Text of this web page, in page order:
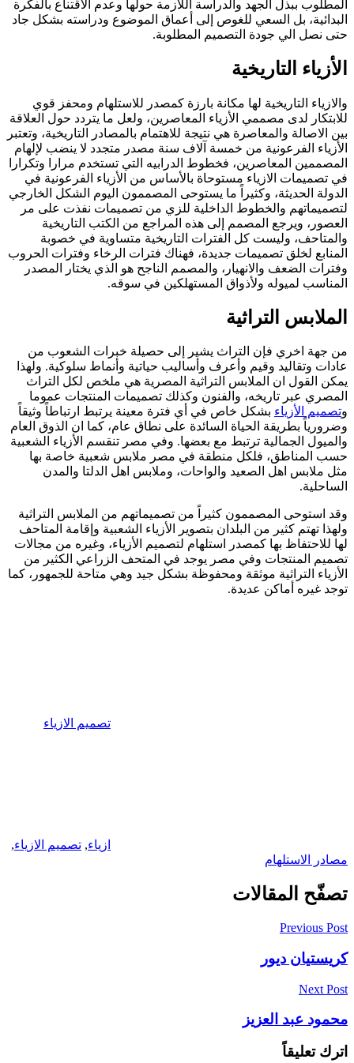
المطلوب ببذل الجهد والدراسة اللازمة حولها وعدم الاقتناع بالفكرة
البدائية، بل السعي للغوص إلى أعماق الموضوع ودراسته بشكل جاد
حتى نصل الي جودة التصميم المطلوبة.
الأزياء التاريخية
والازياء التاريخية لها مكانة بارزة كمصدر للاستلهام ومحفز قوي
للابتكار لدى مصممي الأزياء المعاصرين، ولعل ما يتردد حول العلاقة
بين الاصالة والمعاصرة هي نتيجة للاهتمام بالمصادر التاريخية، وتعتبر
الأزياء الفرعونية من خمسة آلاف سنة مصدر متجدد لا ينضب لإلهام
المصممين المعاصرين، فخطوط الدرابيه التي تستخدم مرارا وتكرارا
في تصميمات الازياء مستوحاة بالأساس من الأزياء الفرعونية في
الدولة الحديثة، وكثيراً ما يستوحى المصممون اليوم الشكل الخارجي
لتصميماتهم والخطوط الداخلية للزي من تصميمات نفذت على مر
العصور، ويرجع المصمم إلى هذه المراجع من الكتب التاريخية
والمتاحف، وليست كل الفترات التاريخية متساوية في خصوبة
المنابع لخلق تصميمات جديدة، فهناك فترات الرخاء وفترات الحروب
وفترات الضعف والانهيار، والمصمم الناجح هو الذي يختار المصدر
المناسب لميوله ولأذواق المستهلكين في سوقه.
الملابس التراثية
من جهة اخري فإن التراث يشير إلى حصيلة خبرات الشعوب من
عادات وتقاليد وقيم وأعرف وأساليب حياتية وأنماط سلوكية. ولهذا
يمكن القول ان الملابس التراثية المصرية هي ملخص لكل التراث
المصري عبر تاريخه، والفنون وكذلك تصميمات المنتجات عموما
وتصميم الأزياء بشكل خاص في أي فترة معينة يرتبط ارتباطاً وثيقاً
وضرورياً بطريقة الحياة السائدة على نطاق عام، كما ان الذوق العام
والميول الجمالية ترتبط مع بعضها. وفي مصر تنقسم الأزياء الشعبية
حسب المناطق، فلكل منطقة في مصر ملابس شعبية خاصة بها
مثل ملابس اهل الصعيد والواحات، وملابس اهل الدلتا والمدن
الساحلية.
وقد استوحى المصممون كثيراً من تصميماتهم من الملابس التراثية
ولهذا تهتم كثير من البلدان بتصوير الأزياء الشعبية وإقامة المتاحف
لها للاحتفاظ بها كمصدر استلهام لتصميم الأزياء، وغيره من مجالات
تصميم المنتجات وفي مصر يوجد في المتحف الزراعي الكثير من
الأزياء التراثية موثقة ومحفوظة بشكل جيد وهي متاحة للجمهور، كما
توجد غيره أماكن عديدة.
تصميم الازياء
ازياء, تصميم الازياء,
مصادر الاستلهام
تصفّح المقالات
Previous Post
كريستيان ديور
Next Post
محمود عبد العزيز
اترك تعليقاً